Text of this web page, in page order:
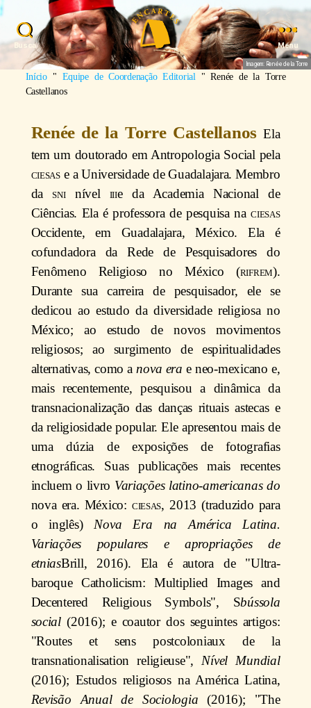
Busca Menu
Imagem: Renée de la Torre
Início" Equipe de Coordenação Editorial "Renée de la Torre
Castellanos
Renée de la Torre CastellanosEla
tem um doutorado em Antropologia Social pela
ciesase a Universidade de Guadalajara. Membro
dasninível iiie da Academia Nacional de
Ciências. Ela é professora de pesquisa naciesas
Occidente, em Guadalajara, México. Ela é
cofundadora da Rede de Pesquisadores do
Fenômeno Religioso no México (rifrem).
Durante sua carreira de pesquisador, ele se
dedicou ao estudo da diversidade religiosa no
México; ao estudo de novos movimentos
religiosos; ao surgimento de espiritualidades
alternativas, como anova era e neo-mexicano e,
mais recentemente, pesquisou a dinâmica da
transnacionalização das danças rituais astecas e
da religiosidade popular. Ele apresentou mais de
uma dúzia de exposições de fotografias
etnográficas. Suas publicações mais recentes
incluem o livro Variações latino-americanas do
nova era. México: ciesas, 2013 (traduzido para
o inglês)Nova Era na América Latina.
Variações populares e apropriações de
etniasBrill, 2016). Ela é autora de "Ultra-
baroque Catholicism: Multiplied Images and
Decentered Religious Symbols", Sbússola
social(2016); e coautor dos seguintes artigos:
"Routes et sens postcoloniaux de la
transnationalisation religieuse",Nível Mundial
(2016); Estudos religiosos na América Latina,
Revisão Anual de Sociologia (2016); "The